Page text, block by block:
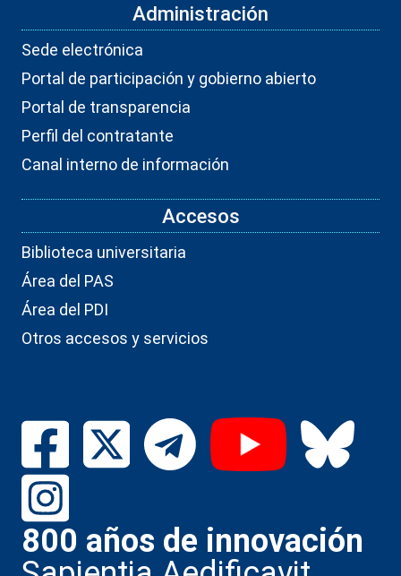
Administración
Sede electrónica
Portal de participación y gobierno abierto
Portal de transparencia
Perfil del contratante
Canal interno de información
Accesos
Biblioteca universitaria
Área del PAS
Área del PDI
Otros accesos y servicios
800 años de innovación